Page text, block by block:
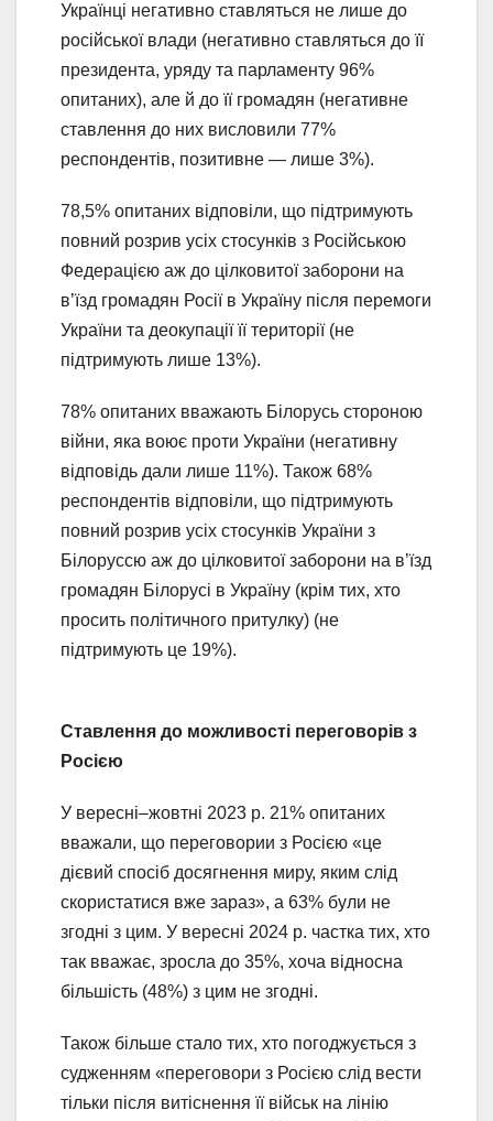
Українці негативно ставляться не лише до
російської влади (негативно ставляться до її
президента, уряду та парламенту 96%
опитаних), але й до її громадян (негативне
ставлення до них висловили 77%
респондентів, позитивне — лише 3%).
78,5% опитаних відповіли, що підтримують
повний розрив усіх стосунків з Російською
Федерацією аж до цілковитої заборони на
в’їзд громадян Росії в Україну після перемоги
України та деокупації її території (не
підтримують лише 13%).
78% опитаних вважають Білорусь стороною
війни, яка воює проти України (негативну
відповідь дали лише 11%). Також 68%
респондентів відповіли, що підтримують
повний розрив усіх стосунків України з
Білоруссю аж до цілковитої заборони на в’їзд
громадян Білорусі в Україну (крім тих, хто
просить політичного притулку) (не
підтримують це 19%).
Ставлення до можливості переговорів з
Росією
У вересні–жовтні 2023 р. 21% опитаних
вважали, що переговории з Росією «це
дієвий спосіб досягнення миру, яким слід
скористатися вже зараз», а 63% були не
згодні з цим. У вересні 2024 р. частка тих, хто
так вважає, зросла до 35%, хоча відносна
більшість (48%) з цим не згодні.
Також більше стало тих, хто погоджується з
судженням «переговори з Росією слід вести
тільки після витіснення її військ на лінію